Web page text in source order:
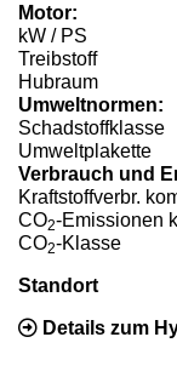
Motor:
kW / PS
Treibstoff
Hubraum
Umweltnormen:
Schadstoffklasse
Umweltplakette
Verbrauch und
Kraftstoffverbr.
CO2-Emissionen
CO2-Klasse
Standort
Details zum